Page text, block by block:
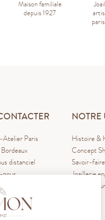
Maison familiale
depuis 1927
Atelier Paris
distanciel
NOTRE
Histoire &
Concept
Savoir-
Joaillerie
Blog La